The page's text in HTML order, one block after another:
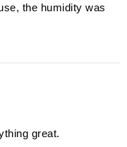
the humidity was
great.